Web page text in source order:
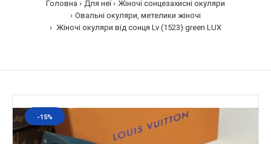
Головна Для неї
Жіночі сонцезахисні окуляри
Овальні окуляри, метелики жіночі
Жіночі окуляри від сонця Lv (1523) green LUX
-15%